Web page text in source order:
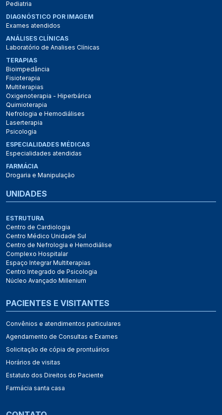
Pediatria
DIAGNÓSTICO POR IMAGEM
Exames atendidos
ANÁLISES CLÍNICAS
Laboratório de Analises Clínicas
TERAPIAS
Bioimpedância
Fisioterapia
Multiterapias
Oxigenoterapia - Hiperbárica
Quimioterapia
Nefrologia e Hemodiálises
Laserterapia
Psicologia
ESPECIALIDADES MÉDICAS
Especialidades atendidas
FARMÁCIA
Drogaria e Manipulação
UNIDADES
ESTRUTURA
Centro de Cardiologia
Centro Médico Unidade Sul
Centro de Nefrologia e Hemodiálise
Complexo Hospitalar
Espaço Integrar Multiterapias
Centro Integrado de Psicologia
Núcleo Avançado Millenium
PACIENTES E VISITANTES
Convênios e atendimentos particulares
Agendamento de Consultas e Exames
Solicitação de cópia de prontuários
Horários de visitas
Estatuto dos Direitos do Paciente
Farmácia santa casa